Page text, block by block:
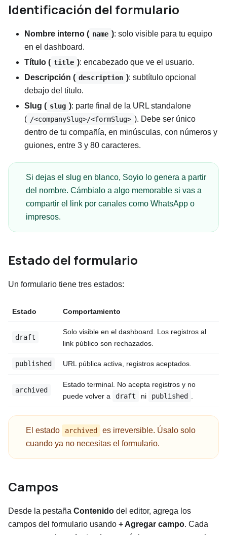
Identificación del formulario
Nombre interno ( name ): solo visible para tu equipo
en el dashboard.
Título ( title ): encabezado que ve el usuario.
Descripción ( description ): subtítulo opcional
debajo del título.
Slug ( slug ): parte final de la URL standalone
( /<companySlug>/<formSlug> ). Debe ser único
dentro de tu compañía, en minúsculas, con números y
guiones, entre 3 y 80 caracteres.
Si dejas el slug en blanco, Soyio lo genera a partir
del nombre. Cámbialo a algo memorable si vas a
compartir el link por canales como WhatsApp o
impresos.
Estado del formulario
Un formulario tiene tres estados:
Estado Comportamiento
draft
Solo visible en el dashboard. Los registros al
link público son rechazados.
published URL pública activa, registros aceptados.
archived
Estado terminal. No acepta registros y no
puede volver a
draft ni published
El estado archived
es irreversible. Úsalo solo
cuando ya no necesitas el formulario.
Campos
Desde la pestaña Contenido del editor, agrega los
campos del formulario usando + Agregar campo. Cada